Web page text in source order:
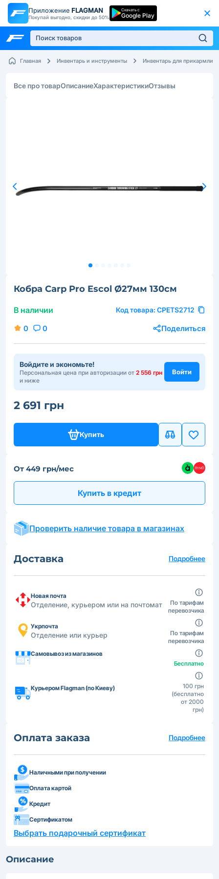
Приложение FLAGMAN
Покупай выгодно, скидки до 50%
Скачать с
Google Play
Главная Инвентарь и инструменты Инвентарь для
Все про товарОписаниеХарактеристикиОтзывы
Кобра Carp Pro Escol Ø27мм 130см
В наличии Код товара: CPETS2712
0 0 Поделиться
Войдите и экономьте!
Персональная цена при авторизации от 2 556 грн
и ниже
Войти
2 691 грн
Купить
От 449 грн/мес
Купить в кредит
Проверить наличие товара в магазинах
Доставка Подробнее
Новая почта
Отделение, курьером или на почтомат
По тарифам
перевозчика
Укрпочта
Отделение или курьер
По тарифам
перевозчика
Самовывоз из магазинов
Бесплатно
Курьером Flagman (по Киеву)
100 грн
(бесплатно
от 2000
грн)
Оплата заказа Подробнее
Наличными при получении
Оплата картой
Кредит
Сертификатом
Выбрать подарочный сертификат
Описание